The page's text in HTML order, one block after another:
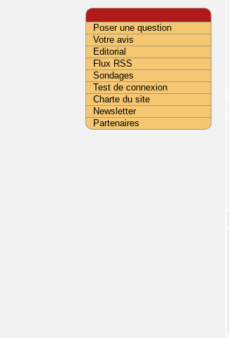
Poser une question
Votre avis
Editorial
Flux RSS
Sondages
Test de connexion
Charte du site
Newsletter
Partenaires